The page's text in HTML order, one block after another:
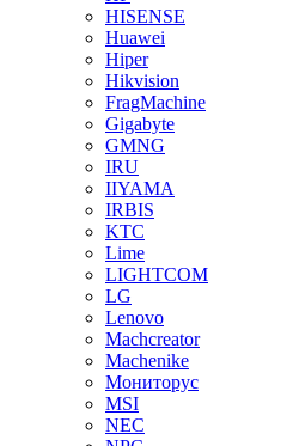
HISENSE
Huawei
Hiper
Hikvision
FragMachine
Gigabyte
GMNG
IRU
IIYAMA
IRBIS
KTC
Lime
LIGHTCOM
LG
Lenovo
Machcreator
Machenike
Мониторус
MSI
NEC